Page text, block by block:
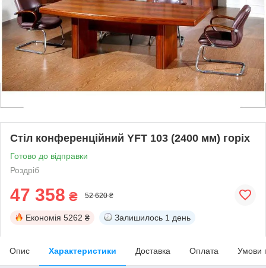
Стіл конференційний YFT 103 (2400 мм) горіх
Готово до відправки
Роздріб
47 358 ₴ 52 620 ₴
Економія 5262 ₴ Залишилось 1 день
Опис Характеристики Доставка Оплата Умови